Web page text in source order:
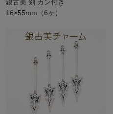
銀古美 剣 カン付き
16×55mm（6ヶ）